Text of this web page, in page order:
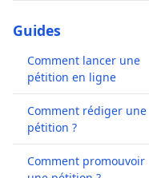
Guides
Comment lancer une
pétition en ligne
Comment rédiger une
pétition ?
Comment promouvoir